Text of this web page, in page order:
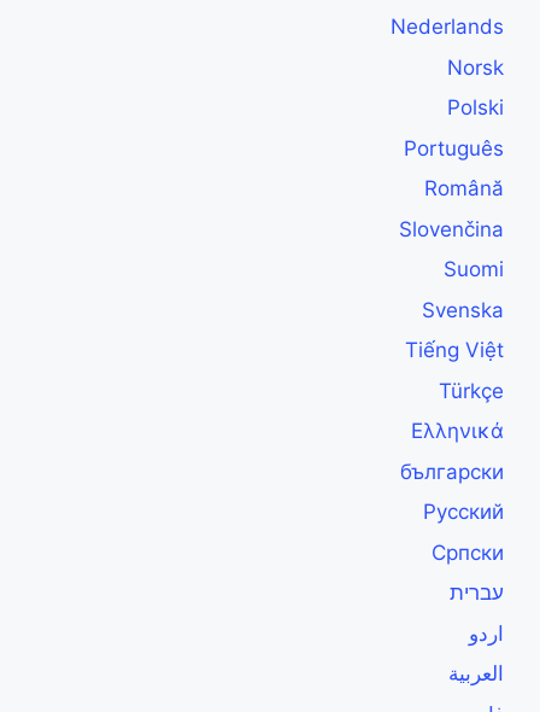
Nederlands
Norsk
Polski
Português
Română
Slovenčina
Suomi
Svenska
Tiếng Việt
Türkçe
Ελληνικά
български
Русский
Српски
עברית
اردو
العربية